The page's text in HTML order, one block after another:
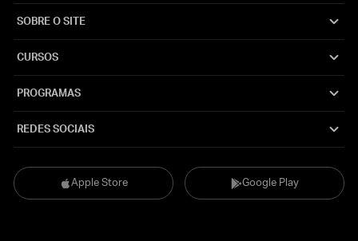
Apple Store Google Play
SOBRE O SITE
CURSOS
PROGRAMAS
REDES SOCIAIS